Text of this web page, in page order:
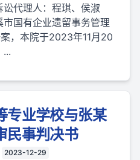
代理人：程琪、侯淑
国有企业遗留事务管理
，本院于2023年11月20
...
专业学校与张某
民事判决书
2023-12-29